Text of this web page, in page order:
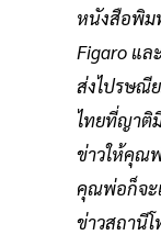
หนังสือพิม
Figaro แล
ส่งไปรษณี
ไทยที่ญาติ
ข่าวให้คุณ
คุณพ่อก็จะ
ข่าวสถานี